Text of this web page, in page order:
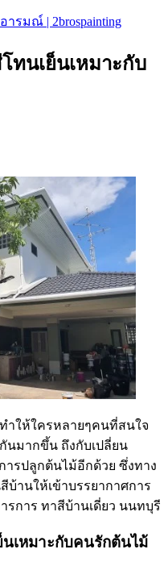
รมณ์ | 2brospainting
ทนเย็นเหมาะกับ
ำให้ใครหลายๆคนที่สนใจ
นมากขึ้น ถึงกับเปลี่ยน
ารปลูกต้นไม้อีกด้วย ซึ่งทาง
บ้านให้เข้าบรรยากาศการ
รการ ทาสีบ้านเดี่ยว นนทบุรี
เหมาะกับคนรักต้นไม้